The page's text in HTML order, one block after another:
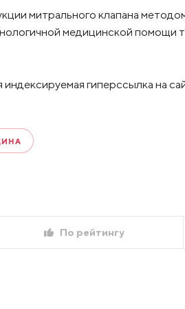
митрального клапана
медицинской помощи
гиперссылка на
По рейтингу